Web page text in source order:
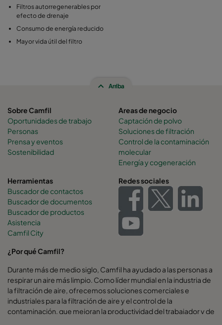
Filtros autorregenerables por
efecto de drenaje
Consumo de energía reducido
Mayor vida útil del filtro
Arriba
Sobre Camfil
Oportunidades de trabajo
Personas
Prensa y eventos
Sostenibilidad
Areas de negocio
Captación de polvo
Soluciones de filtración
Control de la contaminación
molecular
Energía y cogeneración
Herramientas
Buscador de contactos
Buscador de documentos
Buscador de productos
Asistencia
Camfil City
Redes sociales
¿Por qué Camfil?
Durante más de medio siglo, Camfil ha ayudado a las personas a
respirar un aire más limpio. Como líder mundial en la industria de
la filtración de aire, ofrecemos soluciones comerciales e
industriales para la filtración de aire y el control de la
contaminación, que mejoran la productividad del trabajador y de